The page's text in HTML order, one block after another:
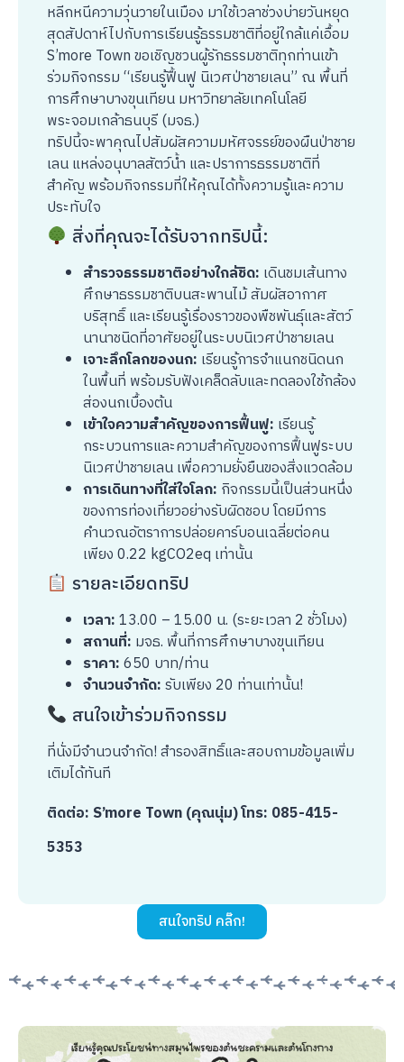
หลีกหนีความวุ่นวายในเมือง มาใช้เวลาช่วงบ่ายวันหยุด
สุดสัปดาห์ไปกับการเรียนรู้ธรรมชาติที่อยู่ใกล้แค่เอื้อม
S’more Town ขอเชิญชวนผู้รักธรรมชาติทุกท่านเข้า
ร่วมกิจกรรม “เรียนรู้ฟื้นฟู นิเวศป่าชายเลน” ณ พื้นที่
การศึกษาบางขุนเทียน มหาวิทยาลัยเทคโนโลยี
พระจอมเกล้าธนบุรี (มจธ.)
ทริปนี้จะพาคุณไปสัมผัสความมหัศจรรย์ของผืนป่าชาย
เลน แหล่งอนุบาลสัตว์น้ำ และปราการธรรมชาติที่
สำคัญ พร้อมกิจกรรมที่ให้คุณได้ทั้งความรู้และความ
ประทับใจ
สิ่งที่คุณจะได้รับจากทริปนี้:
สำรวจธรรมชาติอย่างใกล้ชิด: เดินชมเส้นทาง
ศึกษาธรรมชาติบนสะพานไม้ สัมผัสอากาศ
บริสุทธิ์ และเรียนรู้เรื่องราวของพืชพันธุ์และสัตว์
นานาชนิดที่อาศัยอยู่ในระบบนิเวศป่าชายเลน
เจาะลึกโลกของนก: เรียนรู้การจำแนกชนิดนก
ในพื้นที่ พร้อมรับฟังเคล็ดลับและทดลองใช้กล้อง
ส่องนกเบื้องต้น
เข้าใจความสำคัญของการฟื้นฟู: เรียนรู้
กระบวนการและความสำคัญของการฟื้นฟูระบบ
นิเวศป่าชายเลน เพื่อความยั่งยืนของสิ่งแวดล้อม
การเดินทางที่ใส่ใจโลก: กิจกรรมนี้เป็นส่วนหนึ่ง
ของการท่องเที่ยวอย่างรับผิดชอบ โดยมีการ
คำนวณอัตราการปล่อยคาร์บอนเฉลี่ยต่อคน
เพียง 0.22 kgCO2eq เท่านั้น
รายละเอียดทริป
เวลา:13.00 – 15.00 น. (ระยะเวลา 2 ชั่วโมง)
สถานที่: มจธ. พื้นที่การศึกษาบางขุนเทียน
ราคา:650 บาท/ท่าน
จำนวนจำกัด:รับเพียง 20 ท่านเท่านั้น!
สนใจเข้าร่วมกิจกรรม
ที่นั่งมีจำนวนจำกัด! สำรองสิทธิ์และสอบถามข้อมูลเพิ่ม
เติมได้ทันที
ติดต่อ: S’more Town (คุณนุ่ม)โทร: 085-415-
5353
สนใจทริป คลิ๊ก!